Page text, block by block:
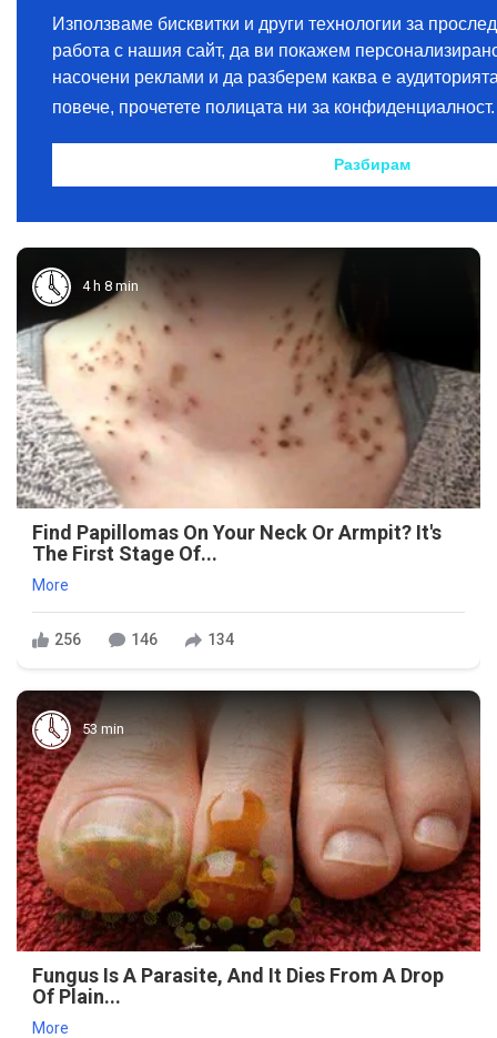
4 h 8 min
Find Papillomas On Your Neck Or Armpit? It's
The First Stage Of...
More
256 146 134
53 min
Fungus Is A Parasite, And It Dies From A Drop
Of Plain...
More